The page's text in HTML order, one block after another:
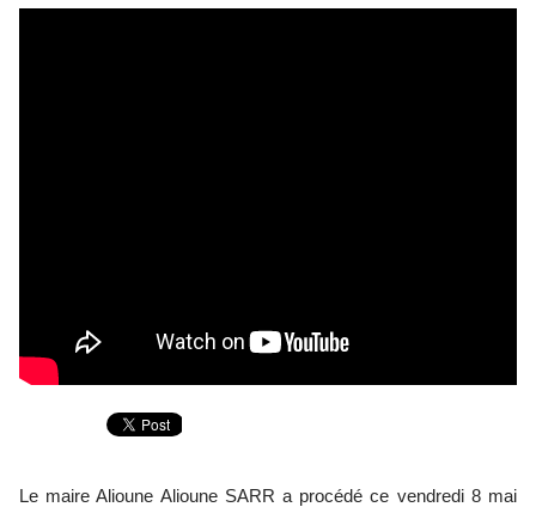
Le maire Alioune Alioune SARR a procédé ce vendredi 8 mai